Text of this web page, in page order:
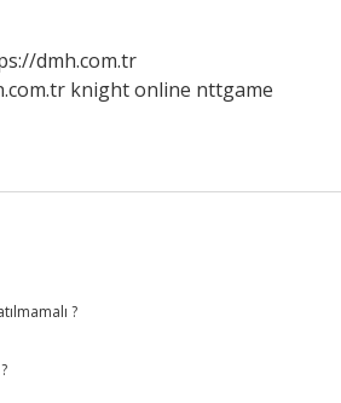
dmh.com.tr
knight online nttgame
?